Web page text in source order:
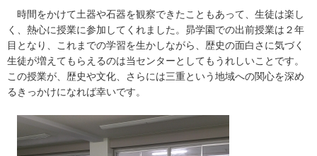
時間をかけて土器や石器を観察できたこともあって、生徒は楽し
く、熱心に授業に参加してくれました。昴学園での出前授業は２年
目となり、これまでの学習を生かしながら、歴史の面白さに気づく
生徒が増えてもらえるのは当センターとしてもうれしいことです。
この授業が、歴史や文化、さらには三重という地域への関心を深め
るきっかけになれば幸いです。